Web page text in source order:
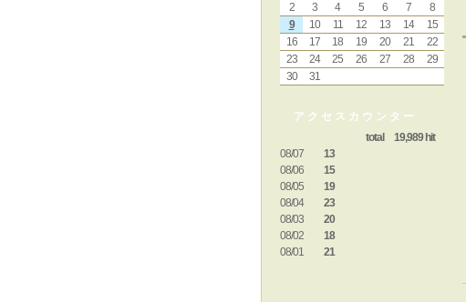
2
3 4 5 6 7
8
9
10 11 12 13 14
15
16
17 18 19 20 21
22
23
24 25 26 27 28
29
30
31
アクセスカウンター
total 19,989 hit
08/07
13
08/06
15
08/05
19
08/04
23
08/03
20
08/02
18
08/01
21